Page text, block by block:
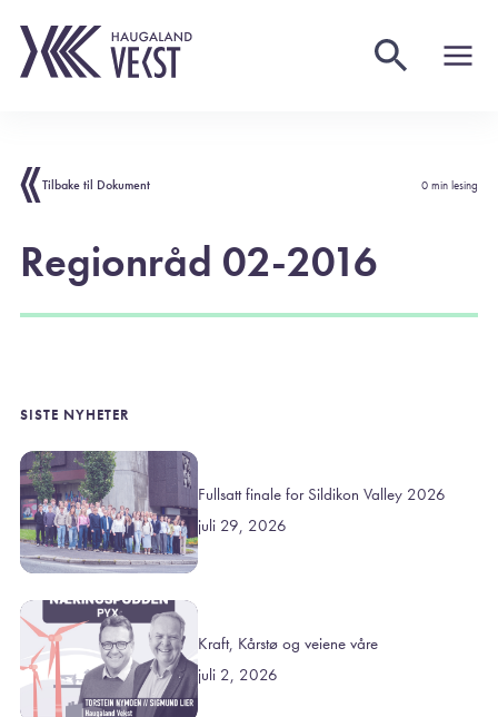
Tilbake til Dokument 0 min lesing
Regionråd 02-2016
SISTE NYHETER
Fullsatt finale for Sildikon Valley 2026
juli 29, 2026
Kraft, Kårstø og veiene våre
juli 2, 2026